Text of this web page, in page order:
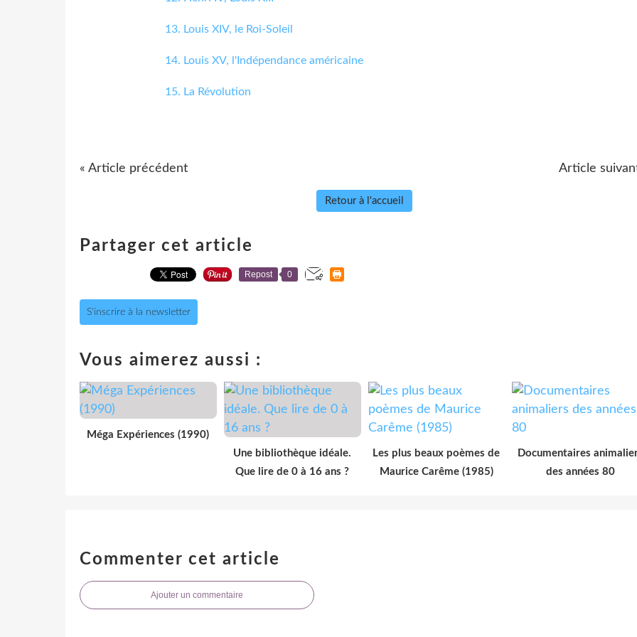
13. Louis XIV, le Roi-Soleil
14. Louis XV, l'Indépendance américaine
15. La Révolution
« Article précédent Article
Retour à l'accueil
Partager cet article
Repost 0
S'inscrire à la newsletter
Vous aimerez aussi :
Méga Expériences (1990)
Une bibliothèque idéale.
Que lire de 0 à 16 ans ?
Les plus beaux poèmes de
Maurice Carême (1985)
Documentaires
des années 80
Commenter cet article
Ajouter un commentaire